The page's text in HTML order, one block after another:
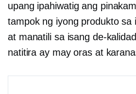
upang ipahiwatig ang
tampok ng iyong produkto sa
at manatili sa isang de-
natitira ay may oras at